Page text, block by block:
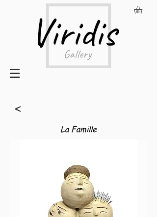
<
La Famille